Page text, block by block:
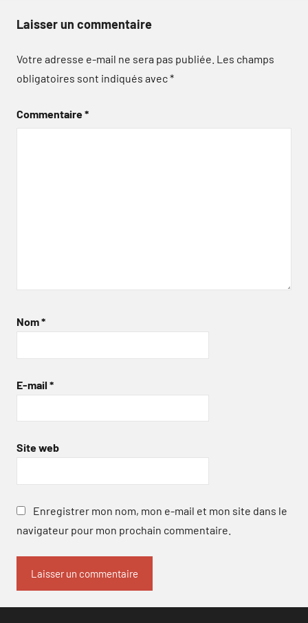
Laisser un commentaire
Votre adresse e-mail ne sera pas publiée. Les champs
obligatoires sont indiqués avec*
Commentaire*
Nom*
E-mail *
Site web
Enregistrer mon nom, mon e-mail et mon site dans le
navigateur pour mon prochain commentaire.